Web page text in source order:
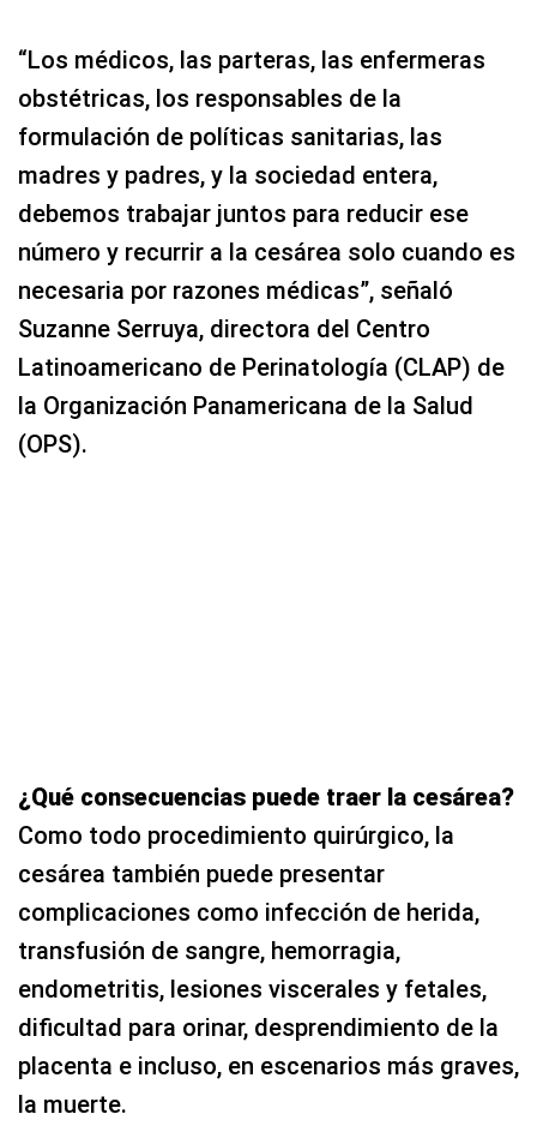
“Los médicos, las parteras, las enfermeras
obstétricas, los responsables de la
formulación de políticas sanitarias, las
madres y padres, y la sociedad entera,
debemos trabajar juntos para reducir ese
número y recurrir a la cesárea solo cuando es
necesaria por razones médicas”, señaló
Suzanne Serruya, directora del Centro
Latinoamericano de Perinatología (CLAP) de
la Organización Panamericana de la Salud
(OPS).
¿Qué consecuencias puede traer la cesárea?
Como todo procedimiento quirúrgico, la
cesárea también puede presentar
complicaciones como infección de herida,
transfusión de sangre, hemorragia,
endometritis, lesiones viscerales y fetales,
dificultad para orinar, desprendimiento de la
placenta e incluso, en escenarios más graves,
la muerte.